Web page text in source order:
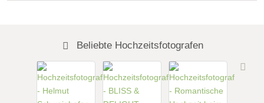
Beliebte Hochzeitsfotografen